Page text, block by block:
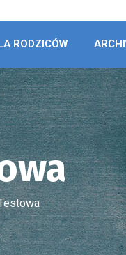
RODZICÓW